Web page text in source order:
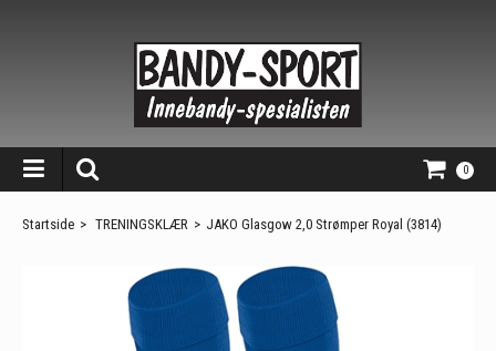
0
Startside > TRENINGSKLÆR > JAKO Glasgow 2,0 Strømper Royal (3814)